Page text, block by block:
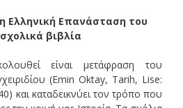
Eλληνική Eπανάσταση του
βιβλία
είναι μετάφραση του
(Emin Oktay, Tarih, Lise:
και καταδεικνύει τον τρόπο που